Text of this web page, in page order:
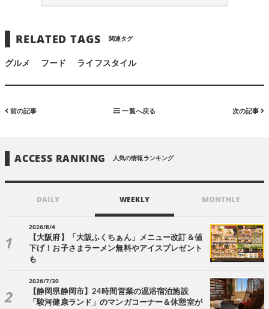
RELATED TAGS 関連タグ
グルメ フード ライフスタイル
前の記事 一覧へ戻る 次の記事
ACCESS RANKING 人気の情報ランキング
DAILY WEEKLY MONTHLY
2026/8/4
【大阪府】「大阪ふくちぁん」メニュー改訂＆値
下げ！お子さまラーメン無料やアイスプレゼント
も
2026/7/30
【静岡県静岡市】24時間営業の温浴宿泊施設
「駿河健康ランド」のマンガコーナー＆休憩室が